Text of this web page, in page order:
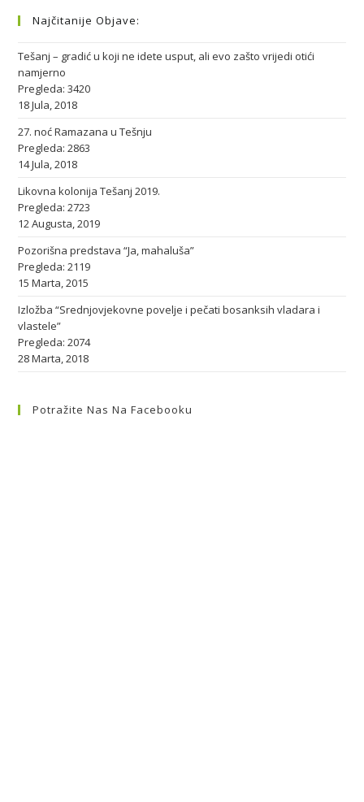
Najčitanije Objave:
Tešanj – gradić u koji ne idete usput, ali evo zašto vrijedi otići
namjerno
Pregleda: 3420
18 Jula, 2018
27. noć Ramazana u Tešnju
Pregleda: 2863
14 Jula, 2018
Likovna kolonija Tešanj 2019.
Pregleda: 2723
12 Augusta, 2019
Pozorišna predstava “Ja, mahaluša”
Pregleda: 2119
15 Marta, 2015
Izložba “Srednjovjekovne povelje i pečati bosanksih vladara i
vlastele”
Pregleda: 2074
28 Marta, 2018
Potražite Nas Na Facebooku